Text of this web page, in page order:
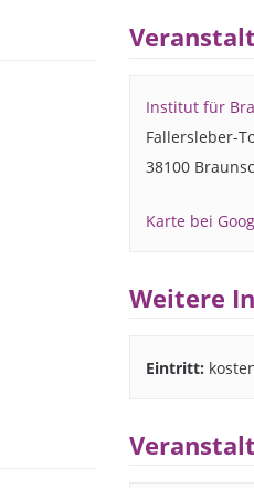
Institut für
Fallersleber-
38100
Karte bei
Weitere
Eintritt: